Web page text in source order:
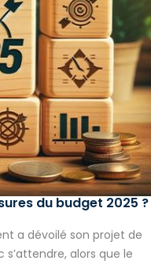
du budget 2025 ?
a dévoilé son projet de
alors que le